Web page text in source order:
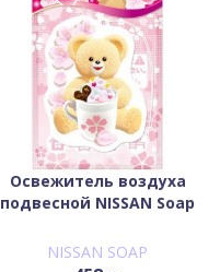
Освежитель воздуха
подвесной NISSAN Soap
NISSAN SOAP